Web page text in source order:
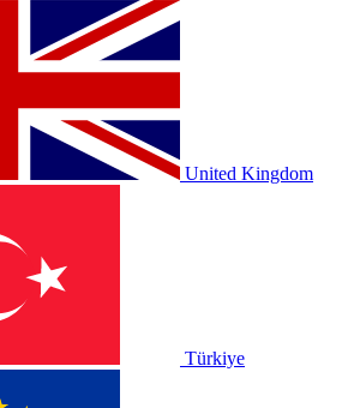
United Kingdom
Türkiye